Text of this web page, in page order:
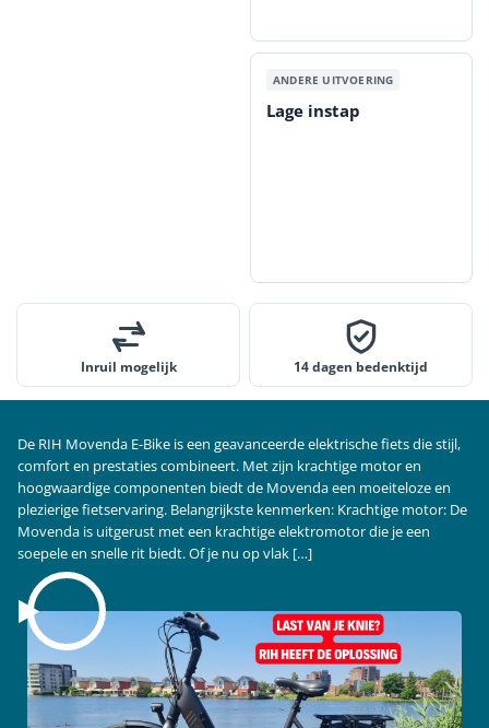
Lage instap
Inruil mogelijk 14 dagen bedenktijd
De RIH Movenda E-Bike is een geavanceerde elektrische fiets die stijl,
comfort en prestaties combineert. Met zijn krachtige motor en
hoogwaardige componenten biedt de Movenda een moeiteloze en
plezierige fietservaring. Belangrijkste kenmerken: Krachtige motor: De
Movenda is uitgerust met een krachtige elektromotor die je een
soepele en snelle rit biedt. Of je nu op vlak […]